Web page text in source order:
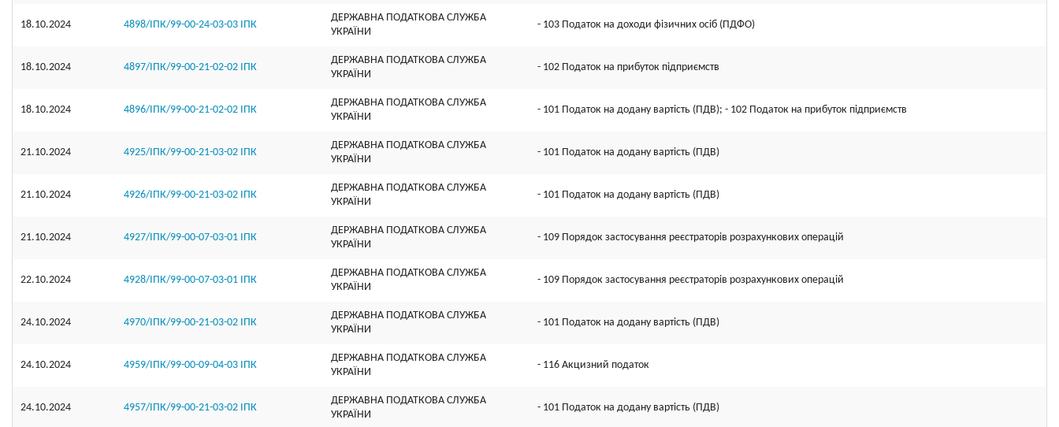
18.10.2024 4898/ІПК/99-00-24-03-03 ІПК
ДЕРЖАВНА ПОДАТКОВА СЛУЖБА
УКРАЇНИ
- 103 Податок на доходи фізичних осіб (ПДФО)
18.10.2024 4897/ІПК/99-00-21-02-02 ІПК
ДЕРЖАВНА ПОДАТКОВА СЛУЖБА
УКРАЇНИ
- 102 Податок на прибуток підприємств
18.10.2024 4896/ІПК/99-00-21-02-02 ІПК
ДЕРЖАВНА ПОДАТКОВА СЛУЖБА
УКРАЇНИ
- 101 Податок на додану вартість (ПДВ); - 102 Податок на прибуток підприємств
21.10.2024 4925/ІПК/99-00-21-03-02 ІПК
ДЕРЖАВНА ПОДАТКОВА СЛУЖБА
УКРАЇНИ
- 101 Податок на додану вартість (ПДВ)
21.10.2024 4926/ІПК/99-00-21-03-02 ІПК
ДЕРЖАВНА ПОДАТКОВА СЛУЖБА
УКРАЇНИ
- 101 Податок на додану вартість (ПДВ)
21.10.2024 4927/ІПК/99-00-07-03-01 ІПК
ДЕРЖАВНА ПОДАТКОВА СЛУЖБА
УКРАЇНИ
- 109 Порядок застосування реєстраторів розрахункових операцій
22.10.2024 4928/ІПК/99-00-07-03-01 ІПК
ДЕРЖАВНА ПОДАТКОВА СЛУЖБА
УКРАЇНИ
- 109 Порядок застосування реєстраторів розрахункових операцій
24.10.2024 4970/ІПК/99-00-21-03-02 ІПК
ДЕРЖАВНА ПОДАТКОВА СЛУЖБА
УКРАЇНИ
- 101 Податок на додану вартість (ПДВ)
24.10.2024 4959/ІПК/99-00-09-04-03 ІПК
ДЕРЖАВНА ПОДАТКОВА СЛУЖБА
УКРАЇНИ
- 116 Акцизний податок
24.10.2024 4957/ІПК/99-00-21-03-02 ІПК
ДЕРЖАВНА ПОДАТКОВА СЛУЖБА
УКРАЇНИ
- 101 Податок на додану вартість (ПДВ)